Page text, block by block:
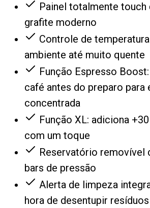
Painel totalmente touch
grafite moderno
Controle de
ambiente até muito quente
Função Espresso
café antes do preparo para
concentrada
Função XL: adiciona
com um toque
Reservatório removível
bars de pressão
Alerta de limpeza
hora de desentupir